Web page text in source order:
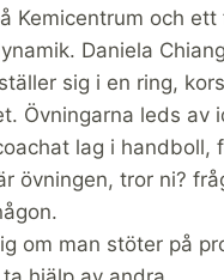
Kemicentrum och
Daniela
sig i en ring,
Övningarna leds av
lag i handboll,
övningen, tror ni?
om man stöter på